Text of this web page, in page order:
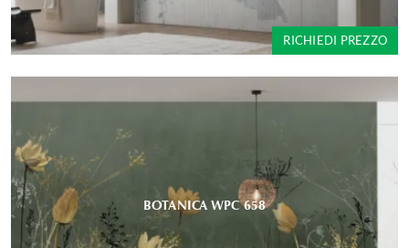
RICHIEDI PREZZO
BOTANICA WPC 658